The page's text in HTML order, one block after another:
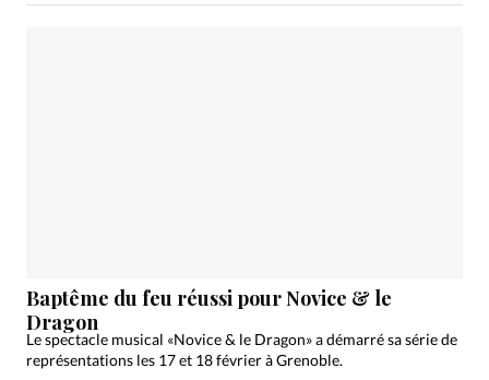
Baptême du feu réussi pour Novice & le
Dragon
Le spectacle musical «Novice & le Dragon» a démarré sa série de
représentations les 17 et 18 février à Grenoble.